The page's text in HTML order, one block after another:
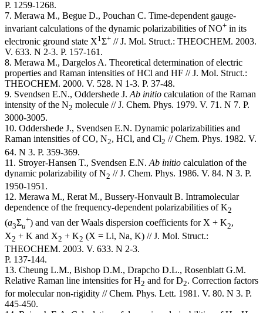
P. 1259-1268.
7. Merawa M., Begue D., Pouchan C. Time-dependent gauge-
invariant calculations of the dynamic polarizabilities of NO+ in its
electronic ground state X1 Σ+ // J. Mol. Struct.: THEOCHEM. 2003.
V. 633. N 2-3. P. 157-161.
8. Merawa M., Dargelos A. Theoretical determination of electric
properties and Raman intensities of HCl and HF // J. Mol. Struct.:
THEOCHEM. 2000. V. 528. N 1-3. P. 37-48.
9. Svendsen E.N., Oddershede J. Ab initio calculation of the Raman
intensity of the N2 molecule // J. Chem. Phys. 1979. V. 71. N 7. P.
3000-3005.
10. Oddershede J., Svendsen E.N. Dynamic polarizabilities and
Raman intensities of CO, N2, HCl, and Cl2 // Chem. Phys. 1982. V.
64. N 3. P. 359-369.
11. Stroyer-Hansen T., Svendsen E.N. Ab initio calculation of the
dynamic polarizability of N2 // J. Chem. Phys. 1986. V. 84. N 3. P.
1950-1951.
12. Merawa M., Rerat M., Bussery-Honvault B. Intramolecular
dependence of the frequency-dependent polarizabilities of K2
(a3Σu
+) and van der Waals dispersion coefficients for X + K2,
X2 + K and X2 + K2 (X = Li, Na, K) // J. Mol. Struct.:
THEOCHEM. 2003. V. 633. N 2-3.
P. 137-144.
13. Cheung L.M., Bishop D.M., Drapcho D.L., Rosenblatt G.M.
Relative Raman line intensities for H2 and for D2. Correction factors
for molecular non-rigidity // Chem. Phys. Lett. 1981. V. 80. N 3. P.
445-450.